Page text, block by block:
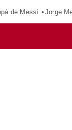
de Messi Jorge